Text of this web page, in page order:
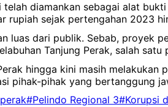
diamankan sebagai alat
rupiah sejak pertengahan 2023
luas dari publik. Sebab, proyek
Tanjung Perak, salah
hingga kini masih
pihak-pihak yang bertanggung
#Pelindo Regional 3#Korupsi